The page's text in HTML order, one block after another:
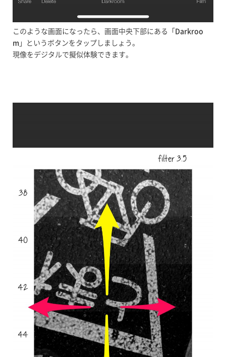
このような画面になったら、画面中央下部にある「 Darkroo
m 」というボタンをタップしましょう。
現像をデジタルで擬似体験できます。